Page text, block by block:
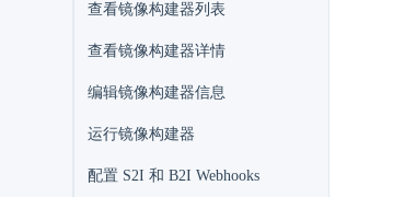
查看镜像构建器列表
查看镜像构建器详情
编辑镜像构建器信息
运行镜像构建器
配置 S2I 和 B2I Webhooks